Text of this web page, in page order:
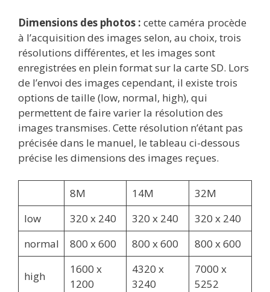
Dimensions des photos : cette caméra procède
à l’acquisition des images selon, au choix, trois
résolutions différentes, et les images sont
enregistrées en plein format sur la carte SD. Lors
de l’envoi des images cependant, il existe trois
options de taille (low, normal, high), qui
permettent de faire varier la résolution des
images transmises. Cette résolution n’étant pas
précisée dans le manuel, le tableau ci-dessous
précise les dimensions des images reçues.
8M 14M
32M
low
320 x 240 320 x 240
320 x 240
normal
800 x 600 800 x 600 800 x 600
high
1600 x
1200
4320 x
3240
7000 x
5252